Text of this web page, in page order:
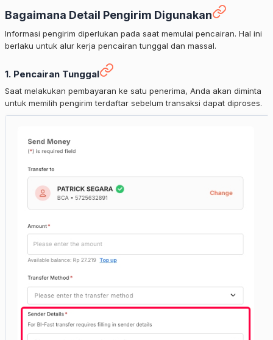
Bagaimana Detail Pengirim Digunakan
Informasi pengirim diperlukan pada saat memulai pencairan. Hal ini
berlaku untuk alur kerja pencairan tunggal dan massal.
1. Pencairan Tunggal
Saat melakukan pembayaran ke satu penerima, Anda akan diminta
untuk memilih pengirim terdaftar sebelum transaksi dapat diproses.